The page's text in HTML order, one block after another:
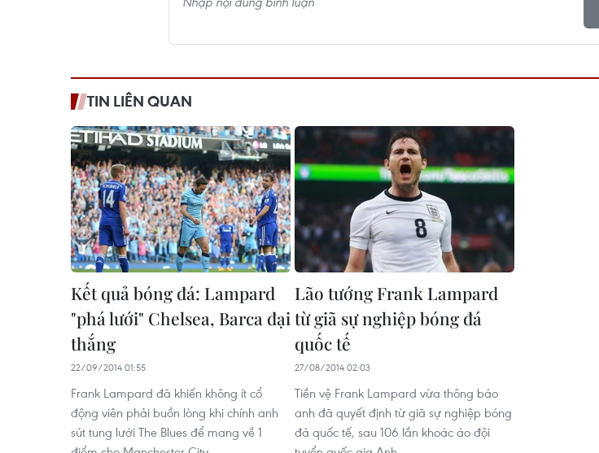
TIN LIÊN QUAN
Kết quả bóng đá: Lampard
"phá lưới" Chelsea, Barca đại
thắng
22/09/2014 01:55
Frank Lampard đã khiến không ít cổ
động viên phải buồn lòng khi chính anh
sút tung lưới The Blues để mang về 1
Lão tướng Frank Lampard
từ giã sự nghiệp bóng đá
quốc tế
27/08/2014 02:03
Tiền vệ Frank Lampard vừa thông báo
anh đã quyết định từ giã sự nghiệp bóng
đá quốc tế, sau 106 lần khoác áo đội